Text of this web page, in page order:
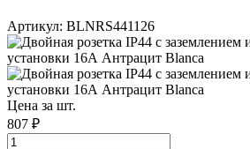
Артикул: BLNRS441126
Цена за шт.
807 ₽